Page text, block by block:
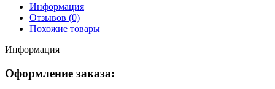
Информация
Отзывов (0)
Похожие товары
Информация
Оформление заказа: